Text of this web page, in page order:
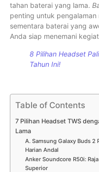
tahan baterai yang lama.
penting untuk
sementara baterai yang
Anda siap menemani
8 Pilihan Headset
Tahun Ini!
Table of Contents
7 Pilihan Headset TWS
Lama
A. Samsung Galaxy Buds 2
Harian Andal
Anker Soundcore R50i:
Superior